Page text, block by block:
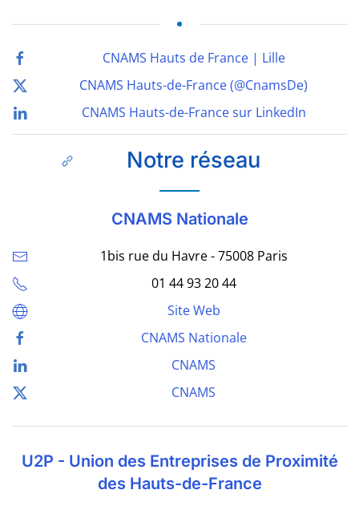
CNAMS Hauts de France | Lille
CNAMS Hauts-de-France (@CnamsDe)
CNAMS Hauts-de-France sur LinkedIn
Notre réseau
CNAMS Nationale
1bis rue du Havre - 75008 Paris
01 44 93 20 44
Site Web
CNAMS Nationale
CNAMS
CNAMS
U2P - Union des Entreprises de Proximité
des Hauts-de-France